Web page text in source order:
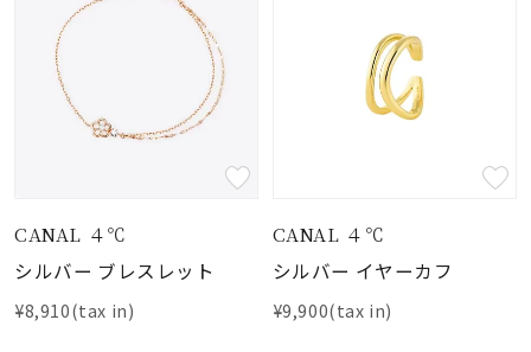
CANAL ４℃
シルバー ブレスレット
¥8,910(tax in)
CANAL ４℃
シルバー イヤーカフ
¥9,900(tax in)